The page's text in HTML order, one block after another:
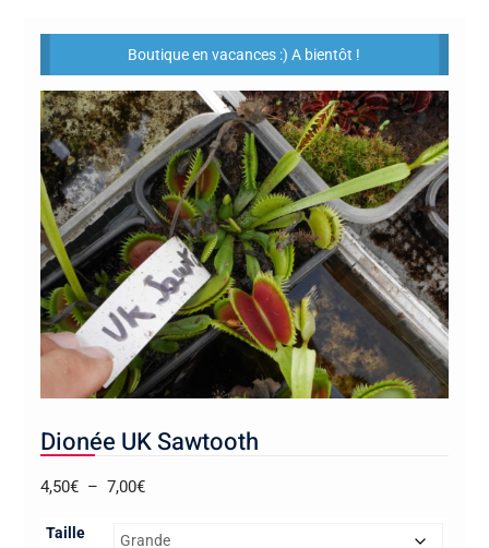
Boutique en vacances :) A bientôt !
Dionée UK Sawtooth
4,50€ – 7,00€Plage
prix :
Taille